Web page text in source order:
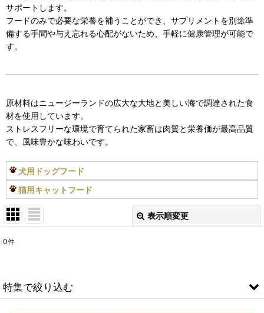
サポートします。
フードのみで必要な栄養を補うことができ、サプリメントを別途準
備する手間や与え忘れる心配がないため、手軽に健康管理が可能で
す。
原材料はニュージーランドの広大な大地と美しい海で調達された食
材を使用しています。
ストレスフリーな環境で育てられた家畜は肉質と栄養価が最高品質
で、風味豊かな味わいです。
犬用ドッグフード
猫用キャットフード
表示順変更
0件
特集で絞り込む